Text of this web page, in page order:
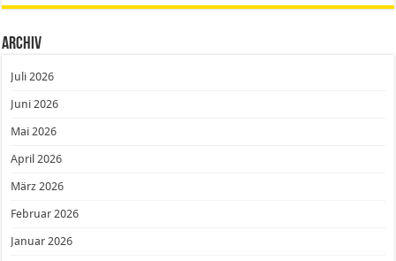
Archiv
Juli 2026
Juni 2026
Mai 2026
April 2026
März 2026
Februar 2026
Januar 2026